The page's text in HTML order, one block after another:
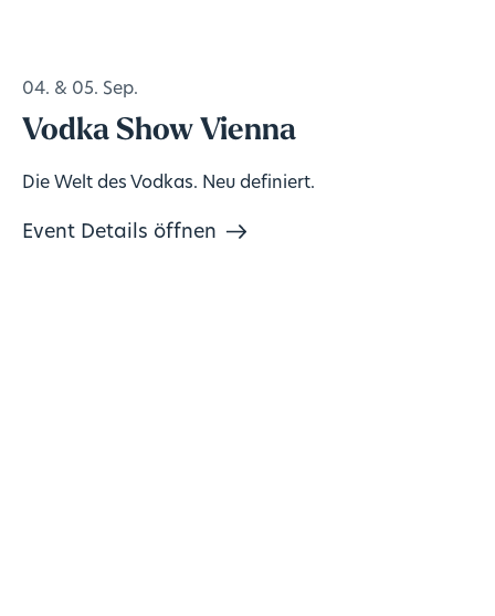
04. & 05. Sep.
Vodka Show Vienna
Die Welt des Vodkas. Neu definiert.
Event Details öffnen